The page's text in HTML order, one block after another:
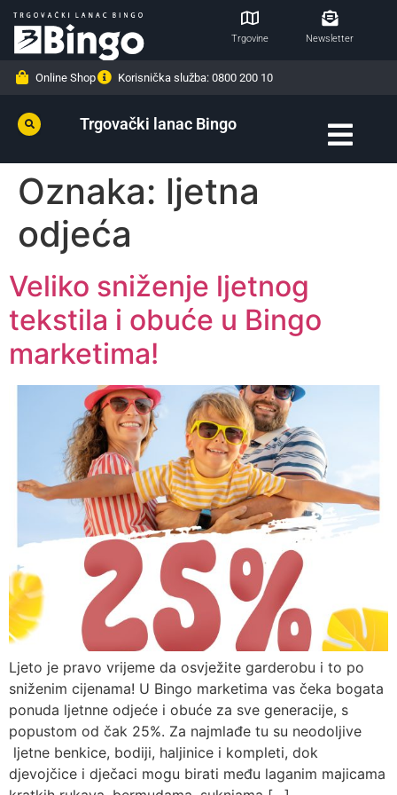
Trgovine Newsletter
Online Shop Korisnička služba: 0800 200 10
Trgovački lanac Bingo
Oznaka: ljetna
odjeća
Veliko sniženje ljetnog
tekstila i obuće u Bingo
marketima!
Ljeto je pravo vrijeme da osvježite garderobu i to po
sniženim cijenama! U Bingo marketima vas čeka bogata
ponuda ljetnne odjeće i obuće za sve generacije, s
popustom od čak 25%. Za najmlađe tu su neodoljive
ljetne benkice, bodiji, haljinice i kompleti, dok
djevojčice i dječaci mogu birati među laganim majicama